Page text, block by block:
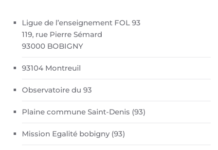
Ligue de l’enseignement FOL 93
119, rue Pierre Sémard
93000 BOBIGNY
93104 Montreuil
Observatoire du 93
Plaine commune Saint-Denis (93)
Mission Egalité bobigny (93)